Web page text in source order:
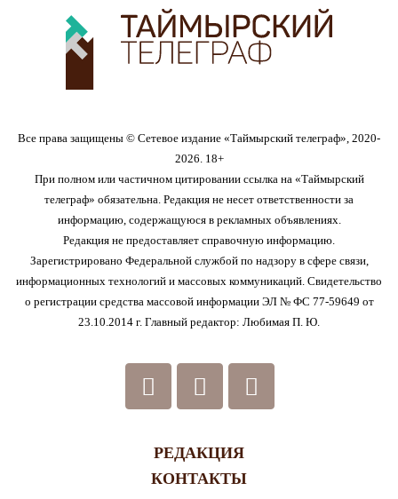
Все права защищены © Сетевое издание «Таймырский телеграф», 2020-
2026. 18+
При полном или частичном цитировании ссылка на «Таймырский
телеграф» обязательна. Редакция не несет ответственности за
информацию, содержащуюся в рекламных объявлениях.
Редакция не предоставляет справочную информацию.
Зарегистрировано Федеральной службой по надзору в сфере связи,
информационных технологий и массовых коммуникаций. Свидетельство
о регистрации средства массовой информации ЭЛ № ФС 77-59649 от
23.10.2014 г. Главный редактор: Любимая П. Ю.
РЕДАКЦИЯ
КОНТАКТЫ